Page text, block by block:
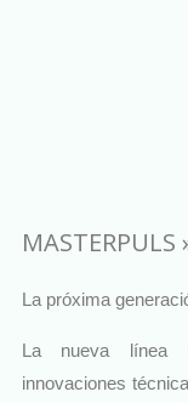
La próxima
La nueva línea
innovaciones